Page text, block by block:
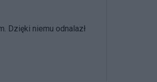
Dzięki niemu odnalazł